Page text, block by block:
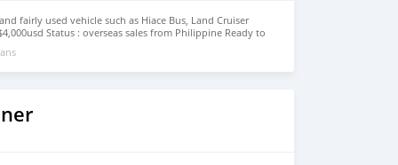
fairly used vehicle such as Hiace Bus, Land Cruiser
Status : overseas sales from Philippine Ready to
email : johnfirat0011@gmail.com Whatsapp :